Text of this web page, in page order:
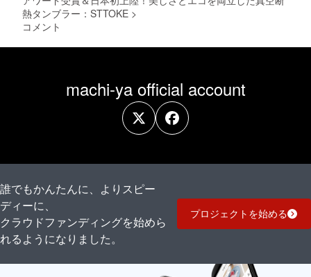
熱タンブラー：STTOKE >
コメント
machi-ya official account
誰でもかんたんに、よりスピー
ディーに、
クラウドファンディングを始めら
れるようになりました。
プロジェクトを始める